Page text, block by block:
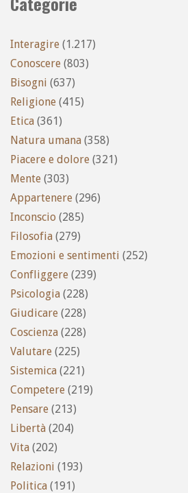
Interagire (1.217)
Conoscere (803)
Bisogni (637)
Religione (415)
Etica (361)
Natura umana (358)
Piacere e dolore (321)
Mente (303)
Appartenere (296)
Inconscio (285)
Filosofia (279)
Emozioni e sentimenti (252)
Confliggere (239)
Psicologia (228)
Giudicare (228)
Coscienza (228)
Valutare (225)
Sistemica (221)
Competere (219)
Pensare (213)
Libertà (204)
Vita (202)
Relazioni (193)
Politica (191)